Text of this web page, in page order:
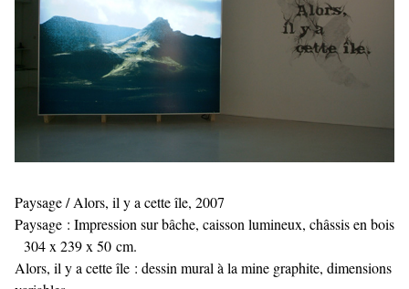
Paysage / Alors, il y a cette île, 2007
Paysage : Impression sur bâche, caisson lumineux, châssis en bois
304 x 239 x 50 cm.
Alors, il y a cette île : dessin mural à la mine graphite, dimensions